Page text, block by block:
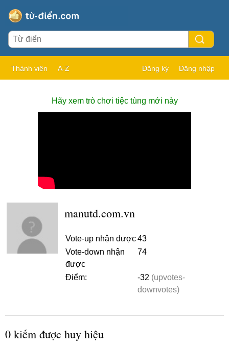
Thành viên A-Z Đăng ký Đăng nhập
Hãy xem trò chơi tiệc tùng mới này
manutd.com.vn
Vote-up nhận được43
Vote-down nhận
được
74
Điểm: -32 (upvotes-
downvotes)
0 kiếm được huy hiệu